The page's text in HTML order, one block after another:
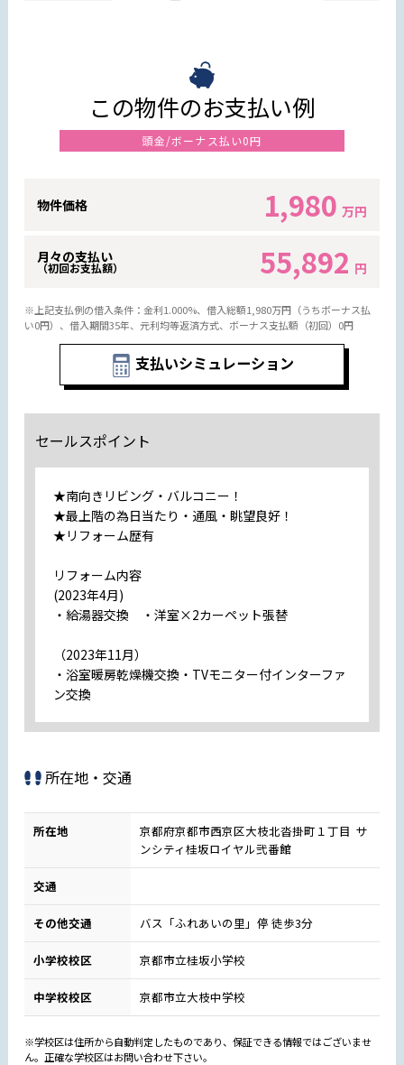
この物件のお支払い例
頭金/ボーナス払い0円
物件価格 1,980 万円
月々の支払い
（初回お支払額） 55,892 円
※上記支払例の借入条件：金利1.000%、借入総額1,980万円（うちボーナス払
い0円）、借入期間35年、元利均等返済方式、ボーナス支払額（初回）0円
支払いシミュレーション
セールスポイント
★南向きリビング・バルコニー！
★最上階の為日当たり・通風・眺望良好！
★リフォーム歴有
リフォーム内容
(2023年4月)
・給湯器交換 ・洋室×2カーペット張替
（2023年11月）
・浴室暖房乾燥機交換・TVモニター付インターファ
ン交換
所在地・交通
所在地
京都府京都市西京区大枝北沓掛町１丁目 サ
ンシティ桂坂ロイヤル弐番館
交通
その他交通 バス「ふれあいの里」停 徒歩3分
小学校校区 京都市立桂坂小学校
中学校校区 京都市立大枝中学校
※学校区は住所から自動判定したものであり、保証できる情報ではございませ
ん。正確な学校区はお問い合わせ下さい。